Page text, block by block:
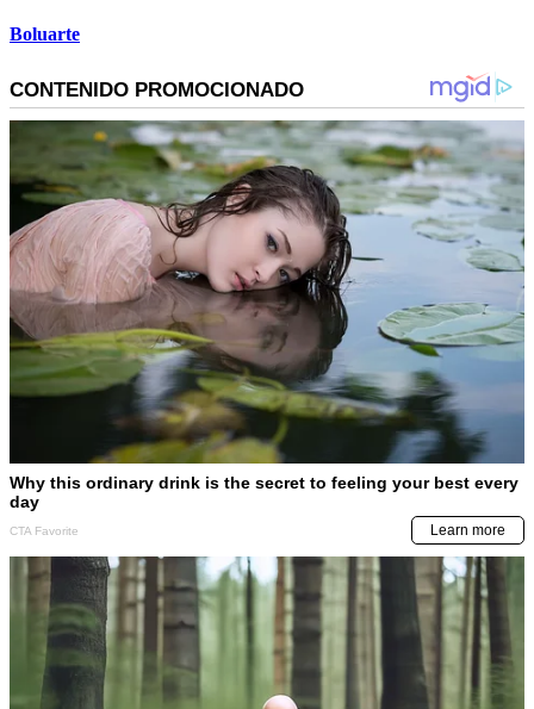
Boluarte